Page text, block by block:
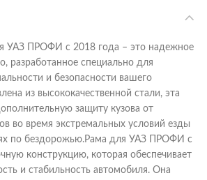
УАЗ ПРОФИ с 2018 года – это надежное
разработанное специально для
и безопасности вашего
из высококачественной стали, эта
защиту кузова от
во время экстремальных условий езды
по бездорожью.Рама для УАЗ ПРОФИ с
конструкцию, которая обеспечивает
и стабильность автомобиля. Она